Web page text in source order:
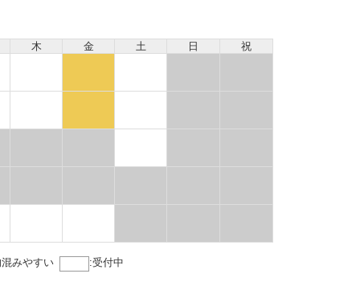
木 金 土 日 祝
混みやすい :受付中